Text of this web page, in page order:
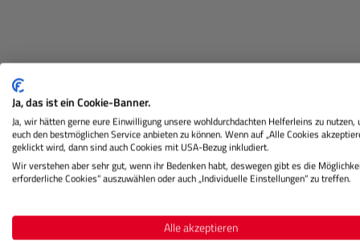
Beschreibung
Ja, das ist ein Cookie-Banner.
Ja, wir hätten gerne eure Einwilligung unsere wohldurchdachten Helferleins zu nutzen,
euch den bestmöglichen Service anbieten zu können. Wenn auf „Alle Cookies
geklickt wird, dann sind auch Cookies mit USA-Bezug inkludiert.
Wir verstehen aber sehr gut, wenn ihr Bedenken habt, deswegen gibt es die
erforderliche Cookies“ auszuwählen oder auch „Individuelle Einstellungen“ zu treffen.
Alle akzeptieren